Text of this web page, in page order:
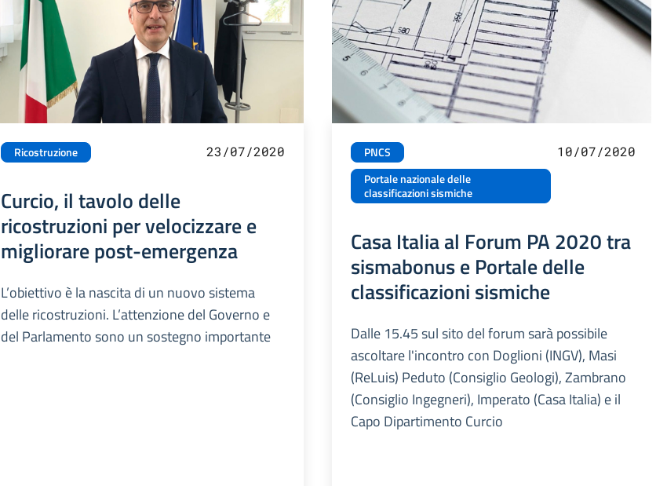
Ricostruzione 23/07/2020
Curcio, il tavolo delle
ricostruzioni per velocizzare e
migliorare post-emergenza
L’obiettivo è la nascita di un nuovo sistema
delle ricostruzioni. L’attenzione del Governo e
del Parlamento sono un sostegno importante
PNCS
Portale nazionale delle
classificazioni sismiche
10/07/2020
Casa Italia al Forum PA 2020 tra
sismabonus e Portale delle
classificazioni sismiche
Dalle 15.45 sul sito del forum sarà possibile
ascoltare l'incontro con Doglioni (INGV), Masi
(ReLuis) Peduto (Consiglio Geologi), Zambrano
(Consiglio Ingegneri), Imperato (Casa Italia) e il
Capo Dipartimento Curcio